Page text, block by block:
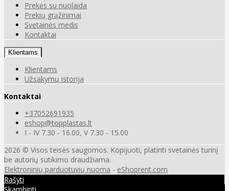
Prekės su nuolaida
Prekių grąžinimai
Svetainės medis
Kontaktai
Klientams
Klientams
Užsakymų istorija
Kontaktai
+37052691935
eshop@topplastas.lt
I - IV 7.30 - 16.00, V 7.30 - 15.00
2026 © Visos teisės saugomos. Kopijuoti, platinti svetainės turinį
be autorių sutikimo draudžiama.
Elektroninių parduotuvių nuoma - eShoprent.com
Rašyti